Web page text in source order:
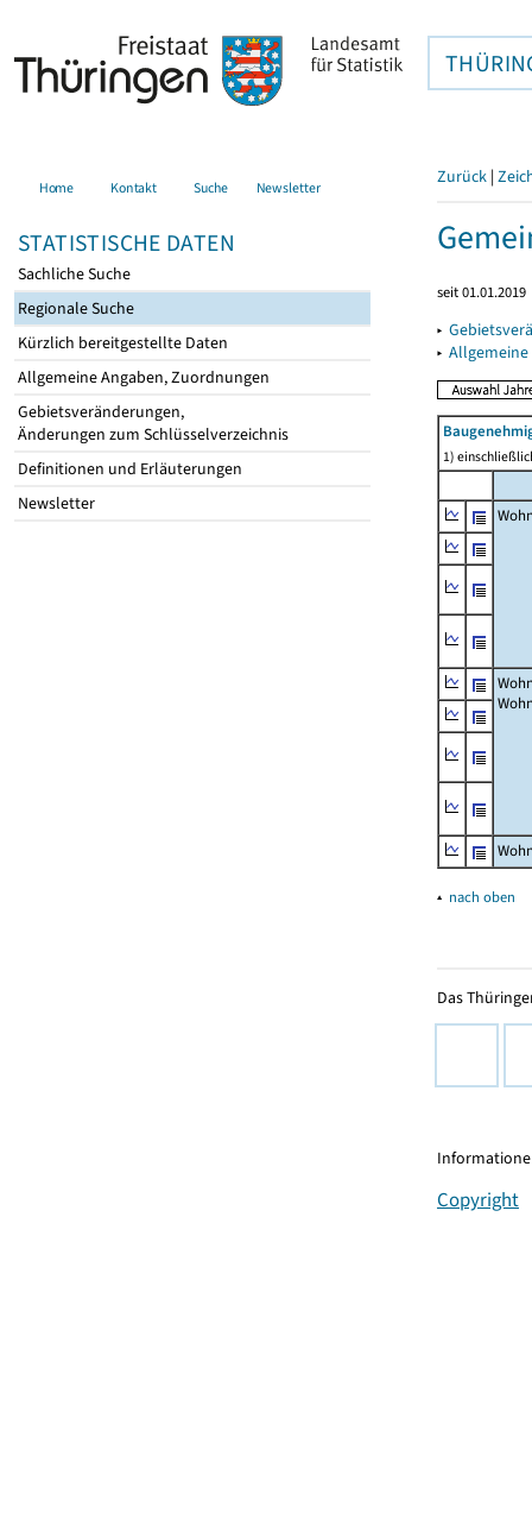
Home Kontakt Suche Newsletter
STATISTISCHE DATEN
Sachliche Suche
Regionale Suche
Kürzlich bereitgestellte Daten
Allgemeine Angaben, Zuordnungen
Gebietsveränderungen,
Änderungen zum Schlüsselverzeichnis
Definitionen und Erläuterungen
Newsletter
Zurück |
seit 01.01.2019
▸
▸
1)
▴ nach oben
Das
Copyright